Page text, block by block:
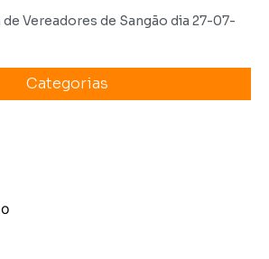
de Vereadores de Sangão dia 27-07-
Categorias